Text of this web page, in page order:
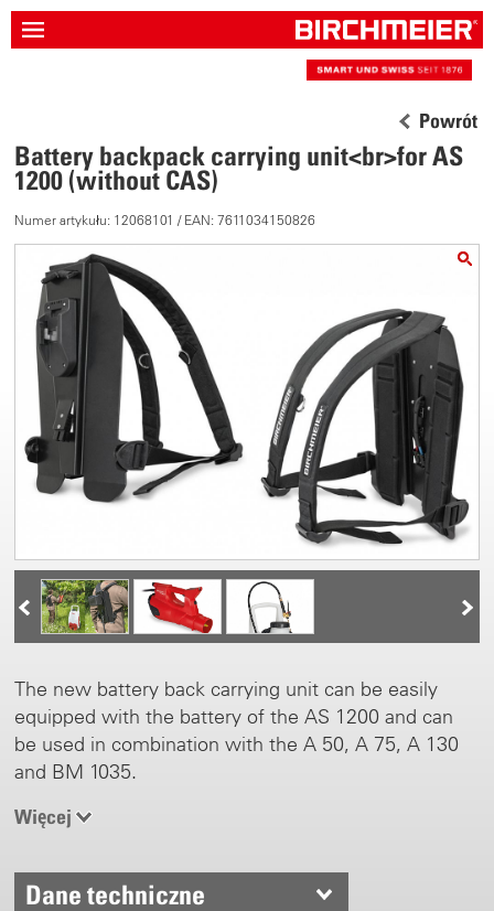
Powrót
Battery backpack carrying unit<br>for AS
1200 (without CAS)
Numer artykułu: 12068101 / EAN: 7611034150826
The new battery back carrying unit can be easily
equipped with the battery of the AS 1200 and can
be used in combination with the A 50, A 75, A 130
and BM 1035.
Więcej
Dane techniczne